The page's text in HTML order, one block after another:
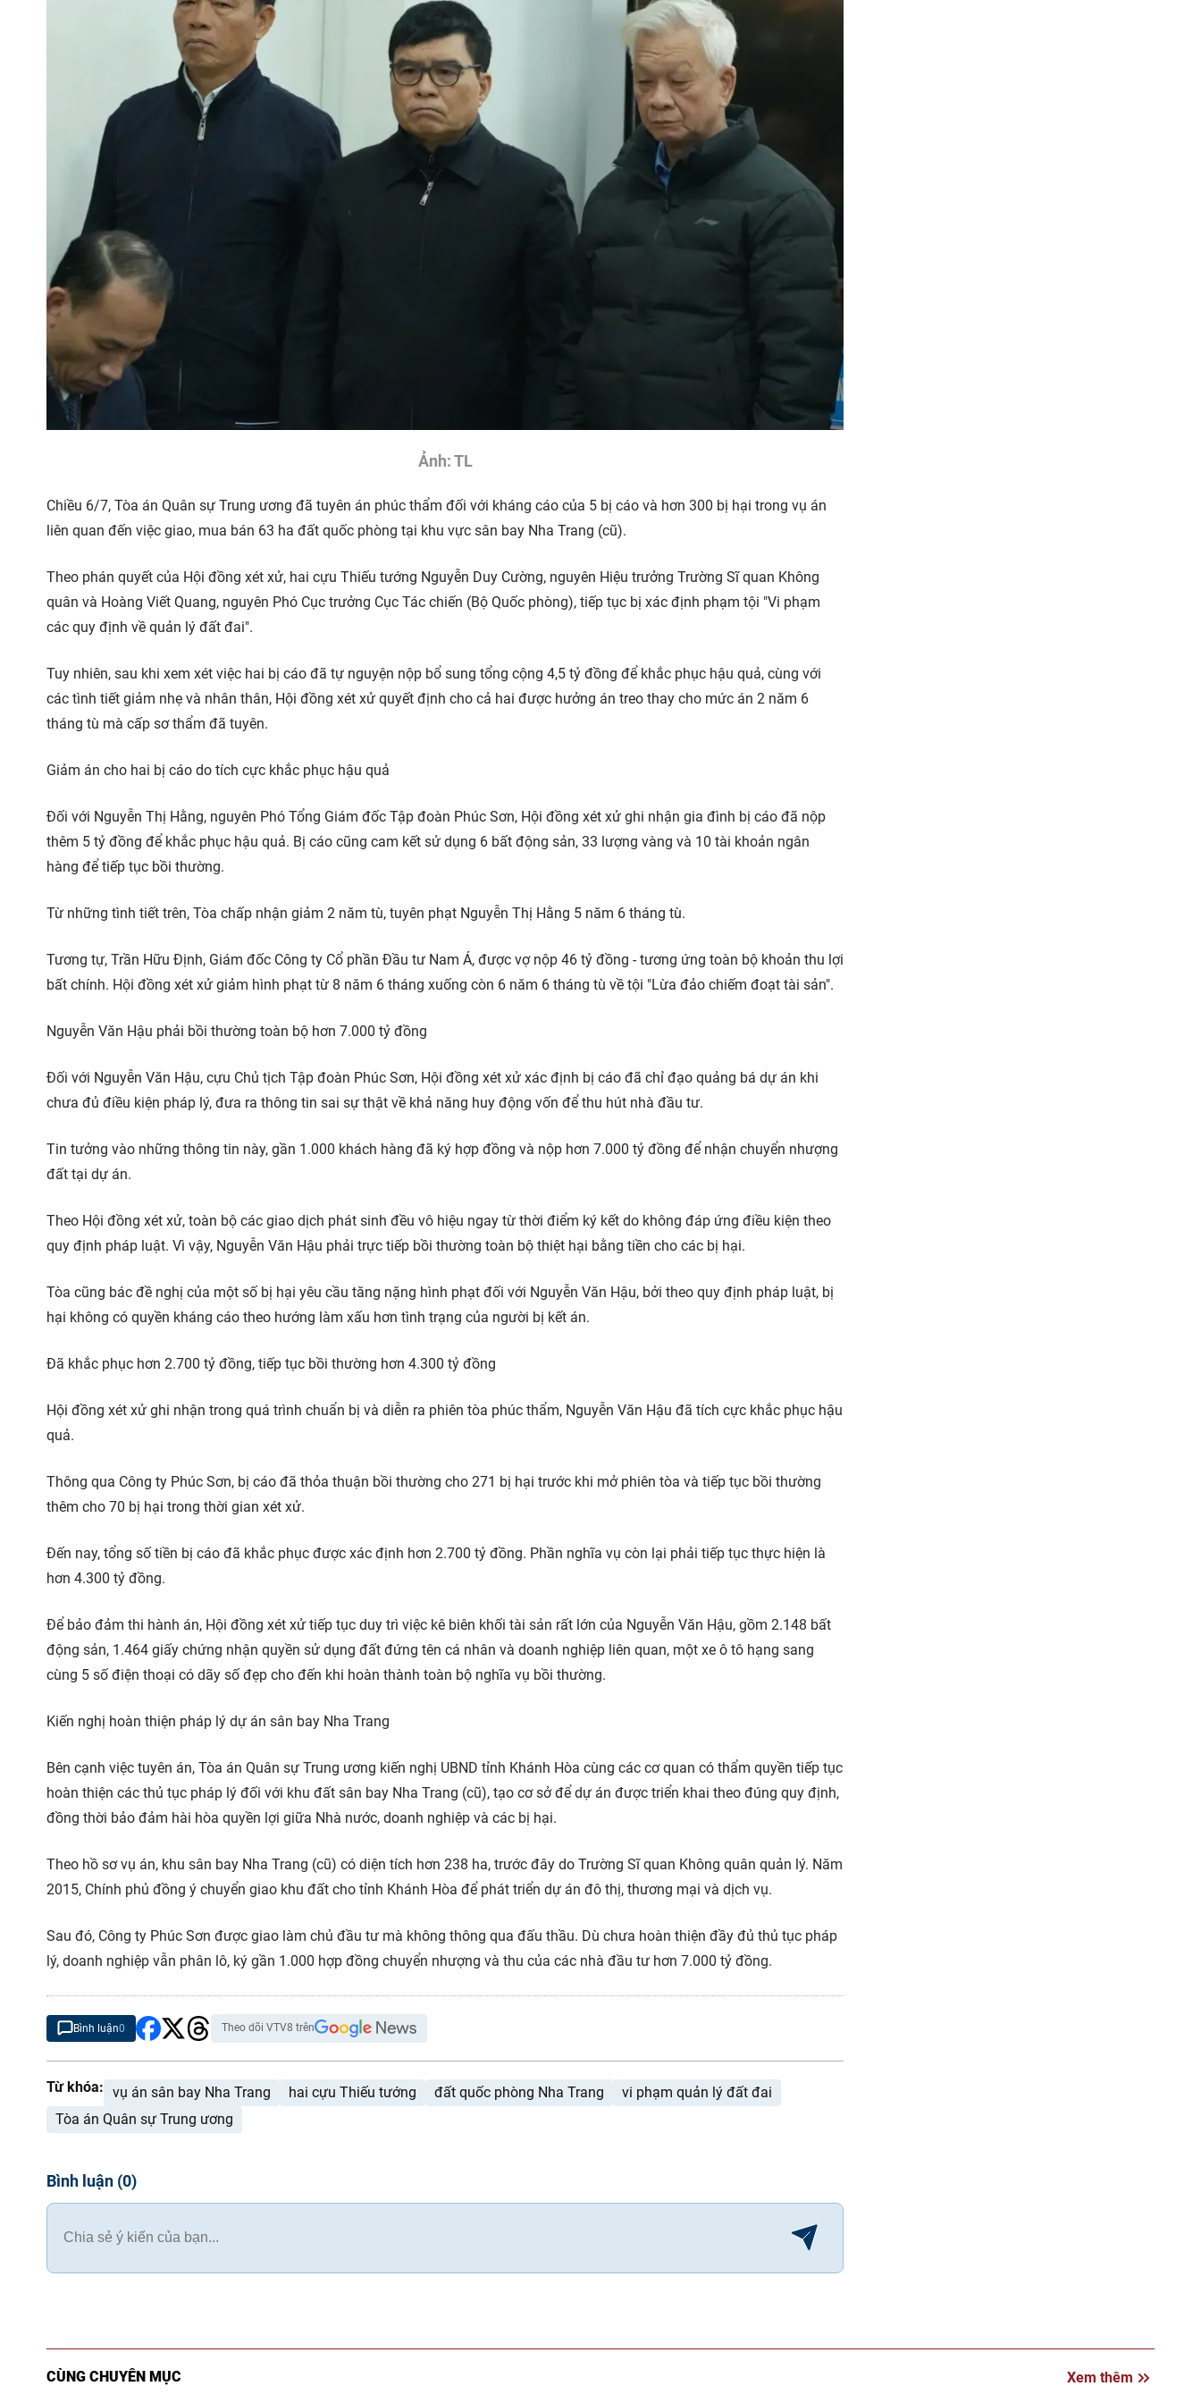
Ảnh: TL
Chiều 6/7, Tòa án Quân sự Trung ương đã tuyên án phúc thẩm đối với kháng cáo của 5 bị cáo và hơn 300 bị hại trong vụ án
liên quan đến việc giao, mua bán 63 ha đất quốc phòng tại khu vực sân bay Nha Trang (cũ).
Theo phán quyết của Hội đồng xét xử, hai cựu Thiếu tướng Nguyễn Duy Cường, nguyên Hiệu trưởng Trường Sĩ quan Không
quân và Hoàng Viết Quang, nguyên Phó Cục trưởng Cục Tác chiến (Bộ Quốc phòng), tiếp tục bị xác định phạm tội "Vi phạm
các quy định về quản lý đất đai".
Tuy nhiên, sau khi xem xét việc hai bị cáo đã tự nguyện nộp bổ sung tổng cộng 4,5 tỷ đồng để khắc phục hậu quả, cùng với
các tình tiết giảm nhẹ và nhân thân, Hội đồng xét xử quyết định cho cả hai được hưởng án treo thay cho mức án 2 năm 6
tháng tù mà cấp sơ thẩm đã tuyên.
Giảm án cho hai bị cáo do tích cực khắc phục hậu quả
Đối với Nguyễn Thị Hằng, nguyên Phó Tổng Giám đốc Tập đoàn Phúc Sơn, Hội đồng xét xử ghi nhận gia đình bị cáo đã nộp
thêm 5 tỷ đồng để khắc phục hậu quả. Bị cáo cũng cam kết sử dụng 6 bất động sản, 33 lượng vàng và 10 tài khoản ngân
hàng để tiếp tục bồi thường.
Từ những tình tiết trên, Tòa chấp nhận giảm 2 năm tù, tuyên phạt Nguyễn Thị Hằng 5 năm 6 tháng tù.
Tương tự, Trần Hữu Định, Giám đốc Công ty Cổ phần Đầu tư Nam Á, được vợ nộp 46 tỷ đồng - tương ứng toàn bộ khoản thu lợi
bất chính. Hội đồng xét xử giảm hình phạt từ 8 năm 6 tháng xuống còn 6 năm 6 tháng tù về tội "Lừa đảo chiếm đoạt tài sản".
Nguyễn Văn Hậu phải bồi thường toàn bộ hơn 7.000 tỷ đồng
Đối với Nguyễn Văn Hậu, cựu Chủ tịch Tập đoàn Phúc Sơn, Hội đồng xét xử xác định bị cáo đã chỉ đạo quảng bá dự án khi
chưa đủ điều kiện pháp lý, đưa ra thông tin sai sự thật về khả năng huy động vốn để thu hút nhà đầu tư.
Tin tưởng vào những thông tin này, gần 1.000 khách hàng đã ký hợp đồng và nộp hơn 7.000 tỷ đồng để nhận chuyển nhượng
đất tại dự án.
Theo Hội đồng xét xử, toàn bộ các giao dịch phát sinh đều vô hiệu ngay từ thời điểm ký kết do không đáp ứng điều kiện theo
quy định pháp luật. Vì vậy, Nguyễn Văn Hậu phải trực tiếp bồi thường toàn bộ thiệt hại bằng tiền cho các bị hại.
Tòa cũng bác đề nghị của một số bị hại yêu cầu tăng nặng hình phạt đối với Nguyễn Văn Hậu, bởi theo quy định pháp luật, bị
hại không có quyền kháng cáo theo hướng làm xấu hơn tình trạng của người bị kết án.
Đã khắc phục hơn 2.700 tỷ đồng, tiếp tục bồi thường hơn 4.300 tỷ đồng
Hội đồng xét xử ghi nhận trong quá trình chuẩn bị và diễn ra phiên tòa phúc thẩm, Nguyễn Văn Hậu đã tích cực khắc phục hậu
quả.
Thông qua Công ty Phúc Sơn, bị cáo đã thỏa thuận bồi thường cho 271 bị hại trước khi mở phiên tòa và tiếp tục bồi thường
thêm cho 70 bị hại trong thời gian xét xử.
Đến nay, tổng số tiền bị cáo đã khắc phục được xác định hơn 2.700 tỷ đồng. Phần nghĩa vụ còn lại phải tiếp tục thực hiện là
hơn 4.300 tỷ đồng.
Để bảo đảm thi hành án, Hội đồng xét xử tiếp tục duy trì việc kê biên khối tài sản rất lớn của Nguyễn Văn Hậu, gồm 2.148 bất
động sản, 1.464 giấy chứng nhận quyền sử dụng đất đứng tên cá nhân và doanh nghiệp liên quan, một xe ô tô hạng sang
cùng 5 số điện thoại có dãy số đẹp cho đến khi hoàn thành toàn bộ nghĩa vụ bồi thường.
Kiến nghị hoàn thiện pháp lý dự án sân bay Nha Trang
Bên cạnh việc tuyên án, Tòa án Quân sự Trung ương kiến nghị UBND tỉnh Khánh Hòa cùng các cơ quan có thẩm quyền tiếp tục
hoàn thiện các thủ tục pháp lý đối với khu đất sân bay Nha Trang (cũ), tạo cơ sở để dự án được triển khai theo đúng quy định,
đồng thời bảo đảm hài hòa quyền lợi giữa Nhà nước, doanh nghiệp và các bị hại.
Theo hồ sơ vụ án, khu sân bay Nha Trang (cũ) có diện tích hơn 238 ha, trước đây do Trường Sĩ quan Không quân quản lý. Năm
2015, Chính phủ đồng ý chuyển giao khu đất cho tỉnh Khánh Hòa để phát triển dự án đô thị, thương mại và dịch vụ.
Sau đó, Công ty Phúc Sơn được giao làm chủ đầu tư mà không thông qua đấu thầu. Dù chưa hoàn thiện đầy đủ thủ tục pháp
lý, doanh nghiệp vẫn phân lô, ký gần 1.000 hợp đồng chuyển nhượng và thu của các nhà đầu tư hơn 7.000 tỷ đồng.
Bình luận0 Theo dõi VTV8 trên
Từ khóa: vụ án sân bay Nha Trang hai cựu Thiếu tướng đất quốc phòng Nha Trang
vi phạm quản lý đất đai
Tòa án Quân sự Trung ương
Bình luận (0)
CÙNG CHUYÊN MỤC Xem thêm